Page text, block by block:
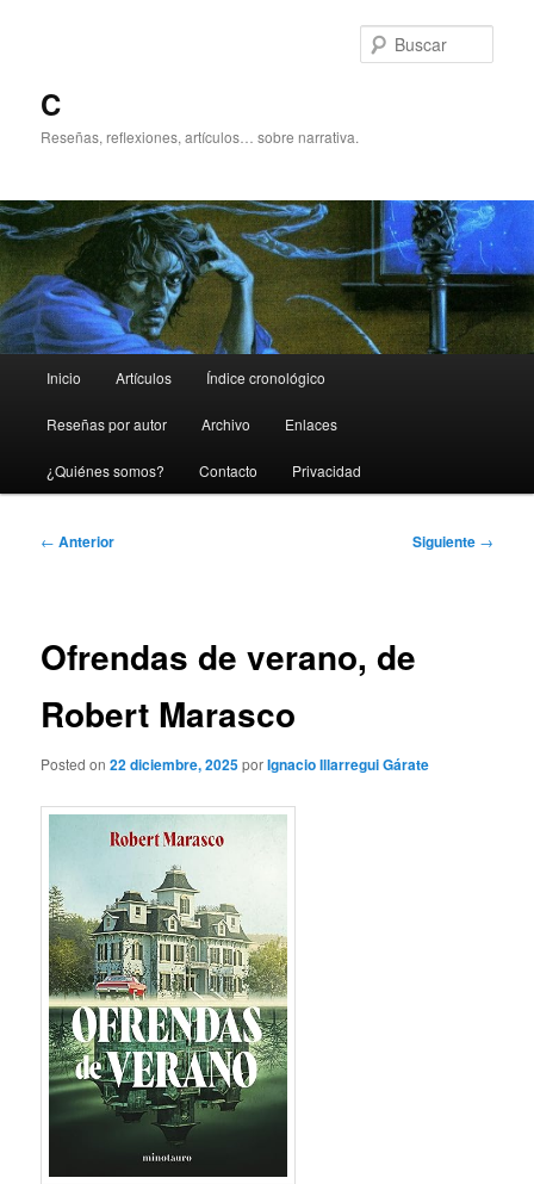
C
Reseñas, reflexiones, artículos… sobre narrativa.
principal
Inicio Artículos Índice cronológico
Reseñas por autor Archivo Enlaces
¿Quiénes somos? Contacto Privacidad
Navegación
← Anterior Siguiente →
Ofrendas de verano, de
Robert Marasco
Posted on22 diciembre, 2025porIgnacio Illarregui Gárate